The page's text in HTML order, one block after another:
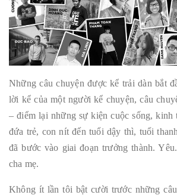
Những câu chuyện được kể trải dàn bắt
lời kể của một người kể chuyện, câu
– điểm lại những sự kiện cuộc sống, kinh
đứa trẻ, con nít đến tuổi dậy thì, tuổi
đã bước vào giai đoạn trưởng thành.
cha mẹ.
Không ít lần tôi bật cười trước những